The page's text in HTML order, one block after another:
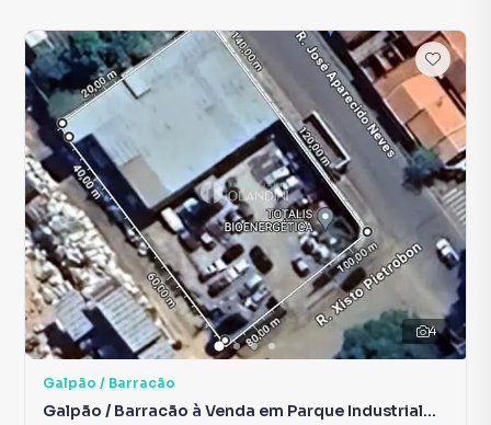
4
Galpão / Barracão
Galpão / Barracão à Venda em Parque Industrial